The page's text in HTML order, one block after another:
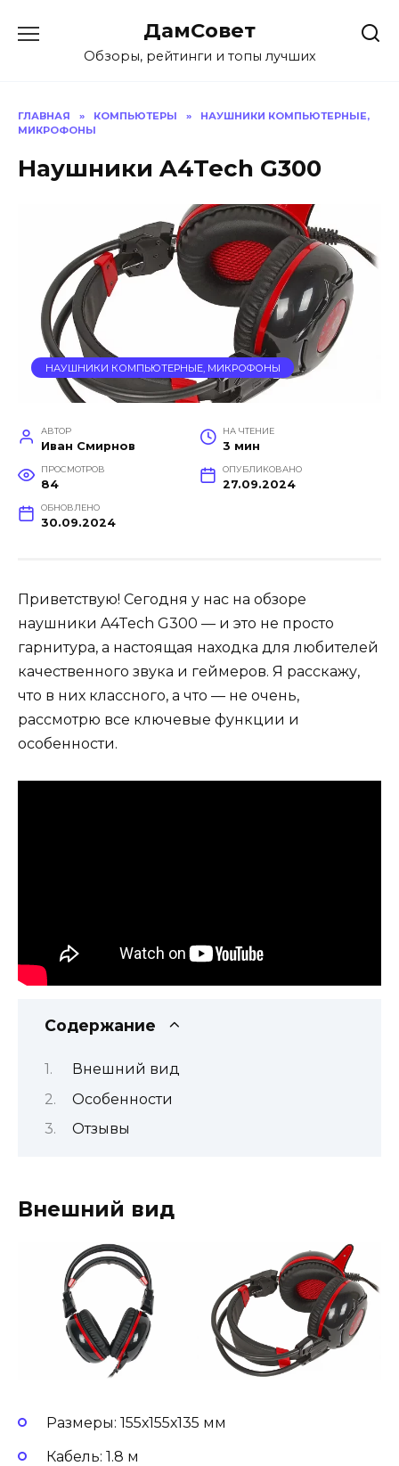
содержанию
ДамСовет
Обзоры, рейтинги и топы лучших
ГЛАВНАЯ » КОМПЬЮТЕРЫ »
НАУШНИКИ КОМПЬЮТЕРНЫЕ,
МИКРОФОНЫ
Наушники A4Tech G300
НАУШНИКИ КОМПЬЮТЕРНЫЕ, МИКРОФОНЫ
АВТОР
Иван Смирнов
НА ЧТЕНИЕ
3 мин
ПРОСМОТРОВ
84
ОПУБЛИКОВАНО
27.09.2024
ОБНОВЛЕНО
30.09.2024
Приветствую! Сегодня у нас на обзоре
наушники A4Tech G300 — и это не просто
гарнитура, а настоящая находка для любителей
качественного звука и геймеров. Я расскажу,
что в них классного, а что — не очень,
рассмотрю все ключевые функции и
особенности.
Содержание
Внешний вид
Особенности
Отзывы
Внешний вид
Размеры: 155х155х135 мм
Кабель: 1.8 м